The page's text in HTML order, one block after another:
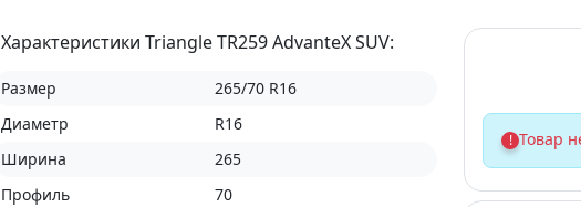
Характеристики Triangle TR259 AdvanteX SUV:
Размер
265/70 R16
Диаметр
R16
Ширина
265
Профиль
70
! Товар